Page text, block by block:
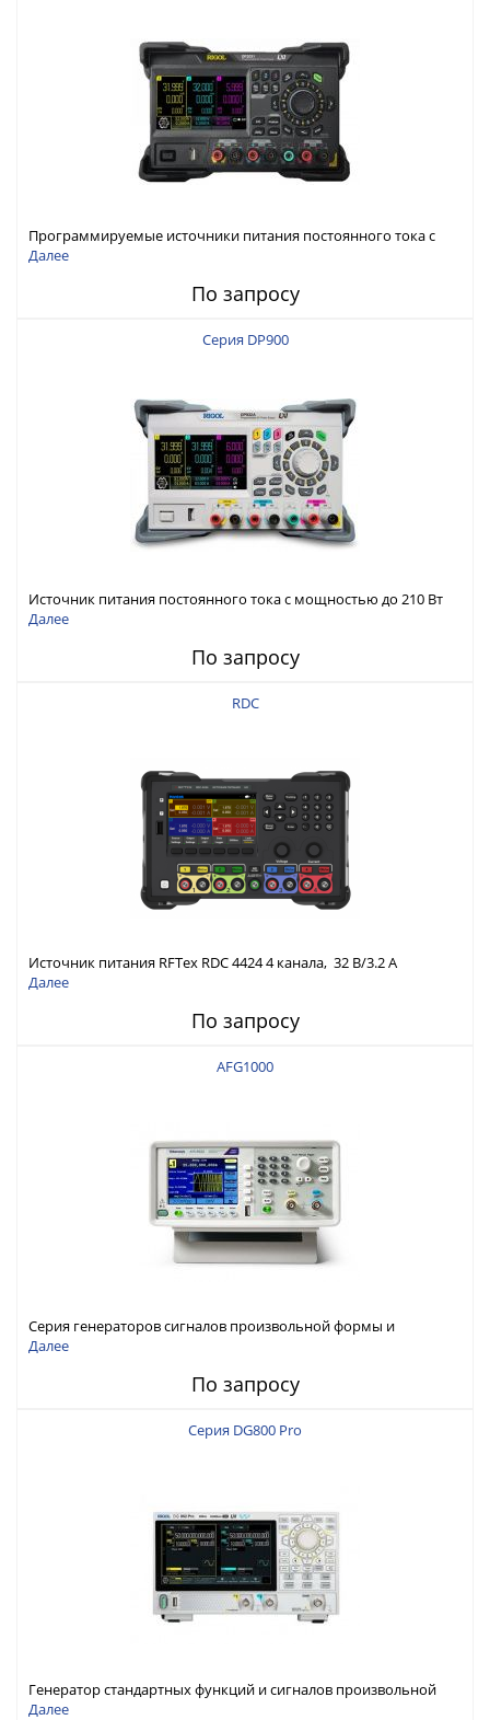
Программируемые источники питания постоянного тока с
мощностью 222 Вт, 3 канала
Далее
По запросу
Серия DP900
Источник питания постоянного тока с мощностью до 210 Вт
Далее
По запросу
RDC
Источник питания RFTex RDC 4424 4 канала, 32 В/3.2 А
Далее
По запросу
AFG1000
Серия генераторов сигналов произвольной формы и
стандартных функций Tektronix AFG1000
Далее
По запросу
Серия DG800 Pro
Генератор стандартных функций и сигналов произвольной
формы Rigol серии DG800 Pro, до 50 МГц
Далее